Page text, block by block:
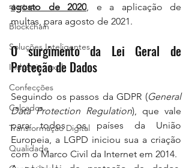
startup
Blockchain
Soluções Inteligentes
Indústria textil
Confecções
Calçados
Transformação Digital
Qualidade
agosto de 2020, e a aplicação de
multas, para agosto de 2021.
O surgimento da Lei Geral de
Proteção de Dados
Seguindo os passos da GDPR (General
Data Protection Regulation), que vale
para todos os países da União
Europeia, a LGPD iniciou sua a criação
com o Marco Civil da Internet em 2014.